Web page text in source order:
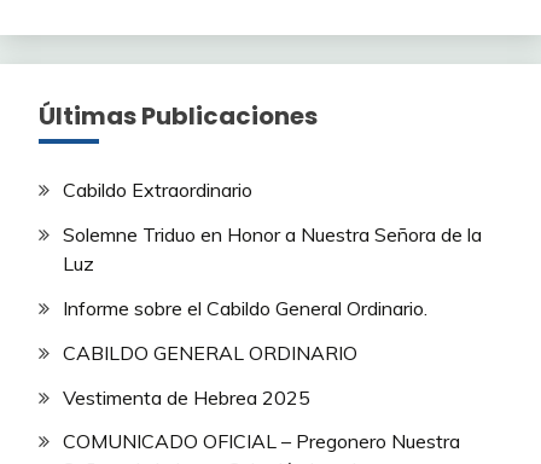
Últimas Publicaciones
Cabildo Extraordinario
Solemne Triduo en Honor a Nuestra Señora de la
Luz
Informe sobre el Cabildo General Ordinario.
CABILDO GENERAL ORDINARIO
Vestimenta de Hebrea 2025
COMUNICADO OFICIAL – Pregonero Nuestra